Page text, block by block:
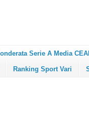
Serie A Media
Ranking Sport Vari